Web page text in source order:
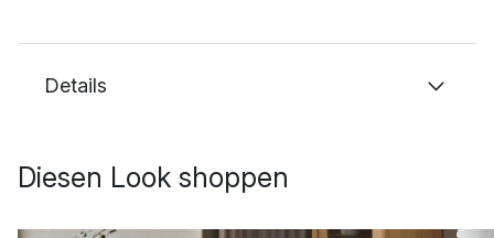
Details
Diesen Look shoppen